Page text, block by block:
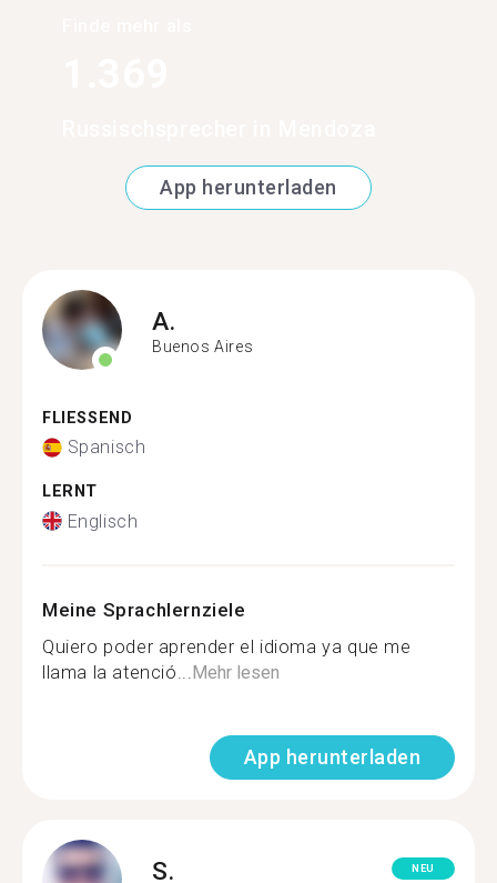
App herunterladen
A.
Buenos Aires
FLIESSEND
Spanisch
LERNT
Englisch
Meine Sprachlernziele
Quiero poder aprender el idioma ya que me
llama la atenció... Mehr lesen
App herunterladen
S. NEU